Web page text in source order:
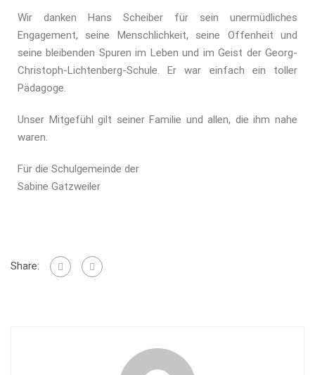
Wir danken Hans Scheiber für sein unermüdliches
Engagement, seine Menschlichkeit, seine Offenheit und
seine bleibenden Spuren im Leben und im Geist der Georg-
Christoph-Lichtenberg-Schule. Er war einfach ein toller
Pädagoge.
Unser Mitgefühl gilt seiner Familie und allen, die ihm nahe
waren.
Für die Schulgemeinde der
Sabine Gatzweiler
Share: